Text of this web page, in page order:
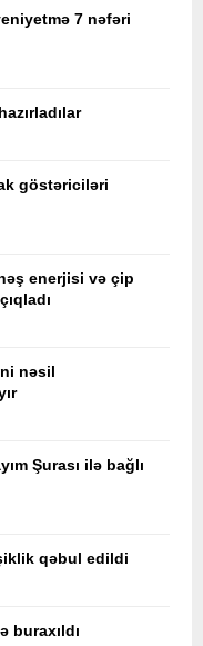
7 nəfəri
göstəriciləri
enerjisi və çip
nəsil
Şurası ilə bağlı
qəbul edildi
buraxıldı